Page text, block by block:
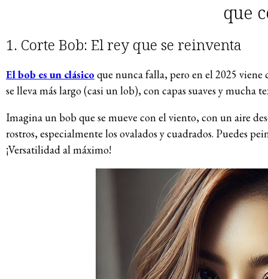
que
1. Corte Bob: El rey que se reinventa
El bob es un clásico que nunca falla, pero en el 2025
se lleva más largo (casi un lob), con capas suaves y mucha
Imagina un bob que se mueve con el viento, con un aire
rostros, especialmente los ovalados y cuadrados. Puedes
¡Versatilidad al máximo!